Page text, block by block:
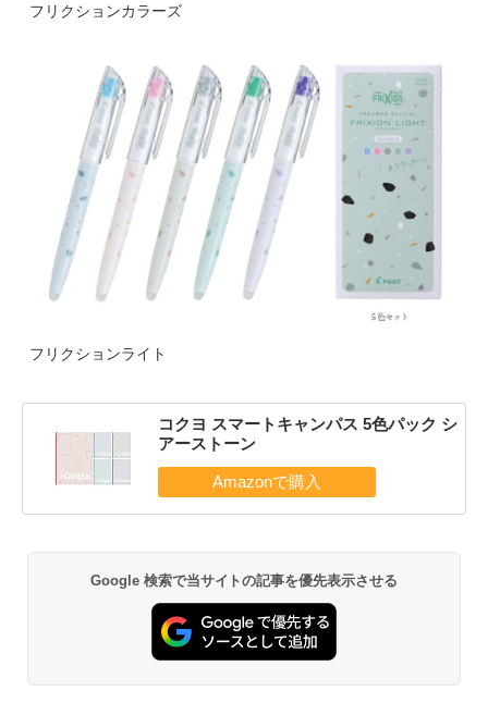
フリクションカラーズ
フリクションライト
コクヨ スマートキャンパス 5色パック シ
アーストーン
Google 検索で当サイトの記事を優先表示させる